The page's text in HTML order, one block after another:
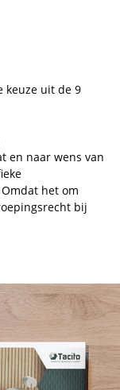
keuze uit de 9
en naar wens van
het om
bij